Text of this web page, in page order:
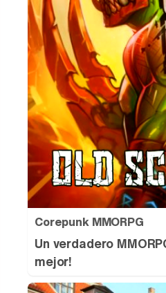
Corepunk MMORPG
Un verdadero
mejor!